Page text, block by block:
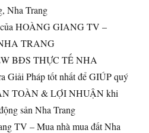
Nha Trang
của HOÀNG GIANG TV –
TRANG
BĐS THỰC TẾ NHA
Giải Pháp tốt nhất để GIÚP quý
TOÀN & LỢI NHUẬN khi
sản Nha Trang
TV – Mua nhà mua đất Nha